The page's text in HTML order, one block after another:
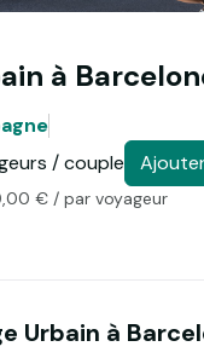
à
/ couple
€ / par voyageur
Urbain à